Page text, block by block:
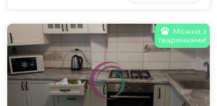
Можна з
тваринками!